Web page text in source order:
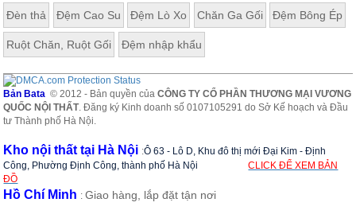
Thất
Nhà
Hàng
Đèn thả Đệm Cao Su Đệm Lò Xo Chăn Ga Gối Đệm Bông Ép
Ruột Chăn, Ruột Gối Đệm nhập khẩu
Bản Bata © 2012 - Bản quyền củaCÔNG TY CỔ PHẦN THƯƠNG MẠI VƯƠNG
QUỐC NỘI THẤT. Đăng ký Kinh doanh số 0107105291 do Sở Kế hoạch và Đầu
tư Thành phố Hà Nội.
Kho nội thất tại Hà Nội :Ô 63 - Lô D, Khu đô thị mới Đại Kim - Định
Công, Phường Định Công, thành phố Hà Nội
CLICK ĐỂ XEM BẢN
ĐỒ
Hồ Chí Minh :Giao hàng, lắp đặt tận nơi